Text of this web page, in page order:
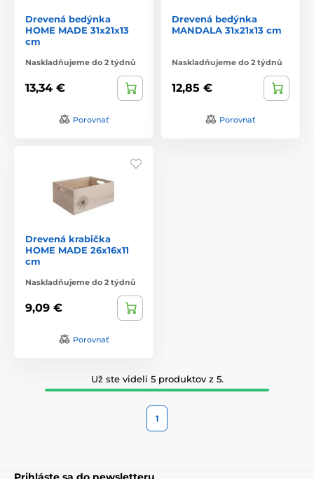
Drevená bedýnka
HOME MADE 31x21x13
cm
Naskladňujeme do 2 týdnů
13,34 €
Porovnať
Drevená bedýnka
MANDALA 31x21x13 cm
Naskladňujeme do 2 týdnů
12,85 €
Porovnať
Drevená krabička
HOME MADE 26x16x11
cm
Naskladňujeme do 2 týdnů
9,09 €
Porovnať
Už ste videli 5 produktov z 5.
1